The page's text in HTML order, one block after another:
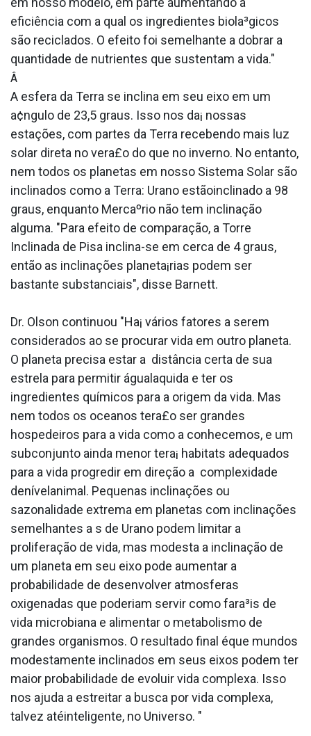
eficiência com a qual os ingredientes biola³gicos
são reciclados. O efeito foi semelhante a dobrar a
quantidade de nutrientes que sustentam a vida."
Â
A esfera da Terra se inclina em seu eixo em um
a¢ngulo de 23,5 graus. Isso nos da¡ nossas
estações, com partes da Terra recebendo mais luz
solar direta no vera£o do que no inverno. No entanto,
nem todos os planetas em nosso Sistema Solar são
inclinados como a Terra: Urano estãoinclinado a 98
graus, enquanto Mercaºrio não tem inclinação
alguma. "Para efeito de comparação, a Torre
Inclinada de Pisa inclina-se em cerca de 4 graus,
então as inclinações planeta¡rias podem ser
bastante substanciais", disse Barnett.
Dr. Olson continuou "Ha¡ vários fatores a serem
considerados ao se procurar vida em outro planeta.
O planeta precisa estar a distância certa de sua
estrela para permitir águala­quida e ter os
ingredientes químicos para a origem da vida. Mas
nem todos os oceanos tera£o ser grandes
hospedeiros para a vida como a conhecemos, e um
subconjunto ainda menor tera¡ habitats adequados
para a vida progredir em direção a complexidade
denívelanimal. Pequenas inclinações ou
sazonalidade extrema em planetas com inclinações
semelhantes a s de Urano podem limitar a
proliferação de vida, mas modesta a inclinação de
um planeta em seu eixo pode aumentar a
probabilidade de desenvolver atmosferas
oxigenadas que poderiam servir como fara³is de
vida microbiana e alimentar o metabolismo de
grandes organismos. O resultado final éque mundos
modestamente inclinados em seus eixos podem ter
maior probabilidade de evoluir vida complexa. Isso
nos ajuda a estreitar a busca por vida complexa,
talvez atéinteligente, no Universo. "